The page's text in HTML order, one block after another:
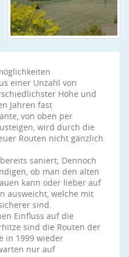
einer Unzahl von
Höhe und
Jahren fast
von oben per
wird durch die
Routen nicht gänzlich
saniert; Dennoch
ob man den alten
kann oder lieber auf
ausweicht, welche mit
sind.
Einfluss auf die
sind die Routen der
in 1999 wieder
nur auf